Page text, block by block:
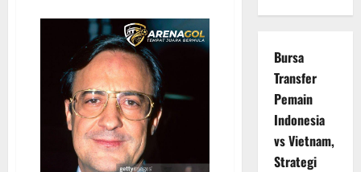
Ole
Romeny
Sang
Mesin
Gol
Eredivisie
Yang
Siap
Guncang
Asia
Bersama
Merah
Putih
Bursa
Transfer
Pemain
Indonesia
vs Vietnam,
Strategi